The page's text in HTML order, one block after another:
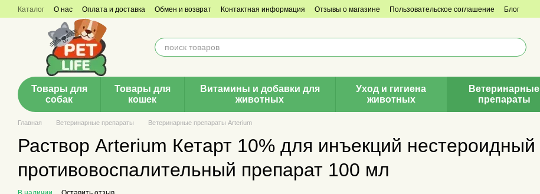
Перейти к основному контенту
Каталог О нас Оплата и доставка Обмен и возврат Контактная информация Отзывы о магазине Пользовательское соглашение Блог
Товары для
собак
Товары для
кошек
Витамины и добавки для
животных
Уход и гигиена
животных
Ветеринарные
препараты
Главная Ветеринарные препараты Ветеринарные препараты Arterium
Раствор Arterium Кетарт 10% для инъекций нестероидный
противовоспалительный препарат 100 мл